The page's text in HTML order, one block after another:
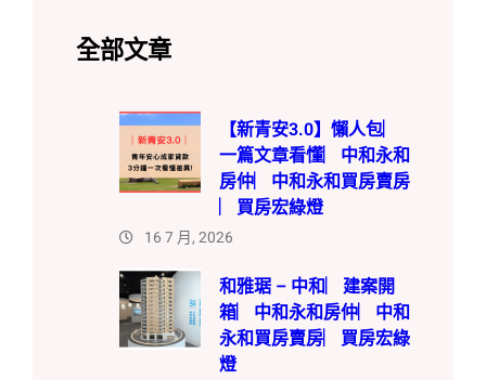
全部文章
【新青安3.0】懶人包︳
一篇文章看懂︳中和永和
房仲︳中和永和買房賣房
︳買房宏綠燈
16 7 月, 2026
和雅琚 – 中和︳建案開
箱︳中和永和房仲︳中和
永和買房賣房︳買房宏綠
燈